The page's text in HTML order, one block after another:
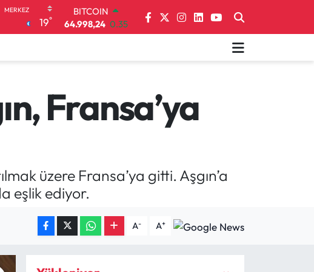
19°
DOLAR
47,7436
0.18
GRAM ALTIN
6660.55
0.03
BİST100
Fransa’ya
üzere Fransa’ya gitti. Aşgın’a
eşlik ediyor.
A- A+